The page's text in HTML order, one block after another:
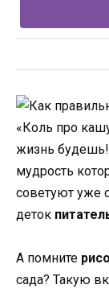
«Коль про
жизнь
мудрость
советуют уже
деток
А помните
сада? Такую